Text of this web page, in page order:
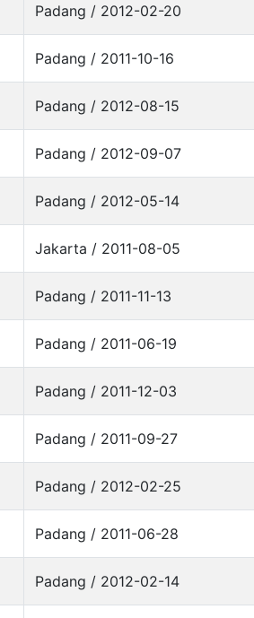
Padang / 2012-02-20
Padang / 2011-10-16
Padang / 2012-08-15
Padang / 2012-09-07
Padang / 2012-05-14
Jakarta / 2011-08-05
Padang / 2011-11-13
Padang / 2011-06-19
Padang / 2011-12-03
Padang / 2011-09-27
Padang / 2012-02-25
Padang / 2011-06-28
Padang / 2012-02-14